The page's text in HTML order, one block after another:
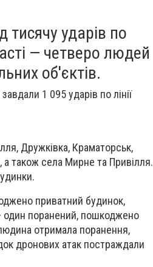
тисячу ударів по
— четверо людей
об'єктів.
1 095 ударів по лінії
Дружківка, Краматорськ,
а також села Мирне та Привілля.
приватний будинок,
один поранений, пошкоджено
отримала поранення,
дронових атак постраждали